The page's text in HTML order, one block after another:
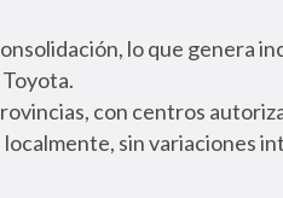
lo que genera
con centros
sin variaciones